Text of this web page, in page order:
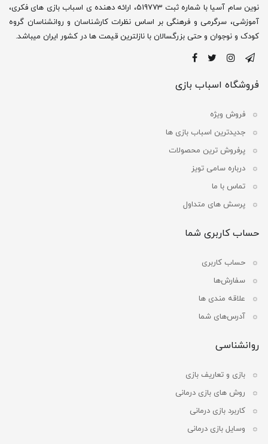
نوین سام آسیا با شماره ثبت 519773، ارائه دهنده ی اسباب بازی های فکری،
آموزشی، سرگرمی و فرهنگی بر اساس نظرات کارشناسان و روانشناسان گروه
کودک و نوجوان و حتی بزرگسالان با نازلترین قیمت ها در کشور ایران میباشد.
فروشگاه اسباب بازی
فروش ویژه
جدیدترین اسباب بازی ها
پرفروش ترین محصولات
درباره سامی تویز
تماس با ما
پرسش های متداول
حساب کاربری شما
حساب کاربری
سفارش‌ها
علاقه مندی ها
آدرس‌های شما
روانشناسی
بازی و تعاریف بازی
روش های بازی درمانی
کاربرد بازی درمانی
وسایل بازی درمانی